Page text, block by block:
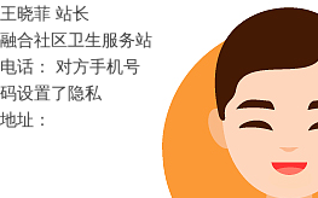
王晓菲 站长
融合社区卫生服务站
电话： 对方手机号
码设置了隐私
地址：